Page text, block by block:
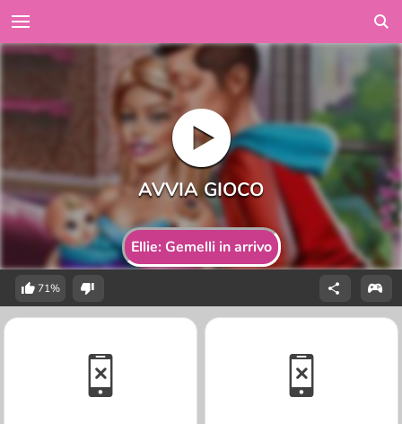
Ellie: Gemelli in arrivo
71%